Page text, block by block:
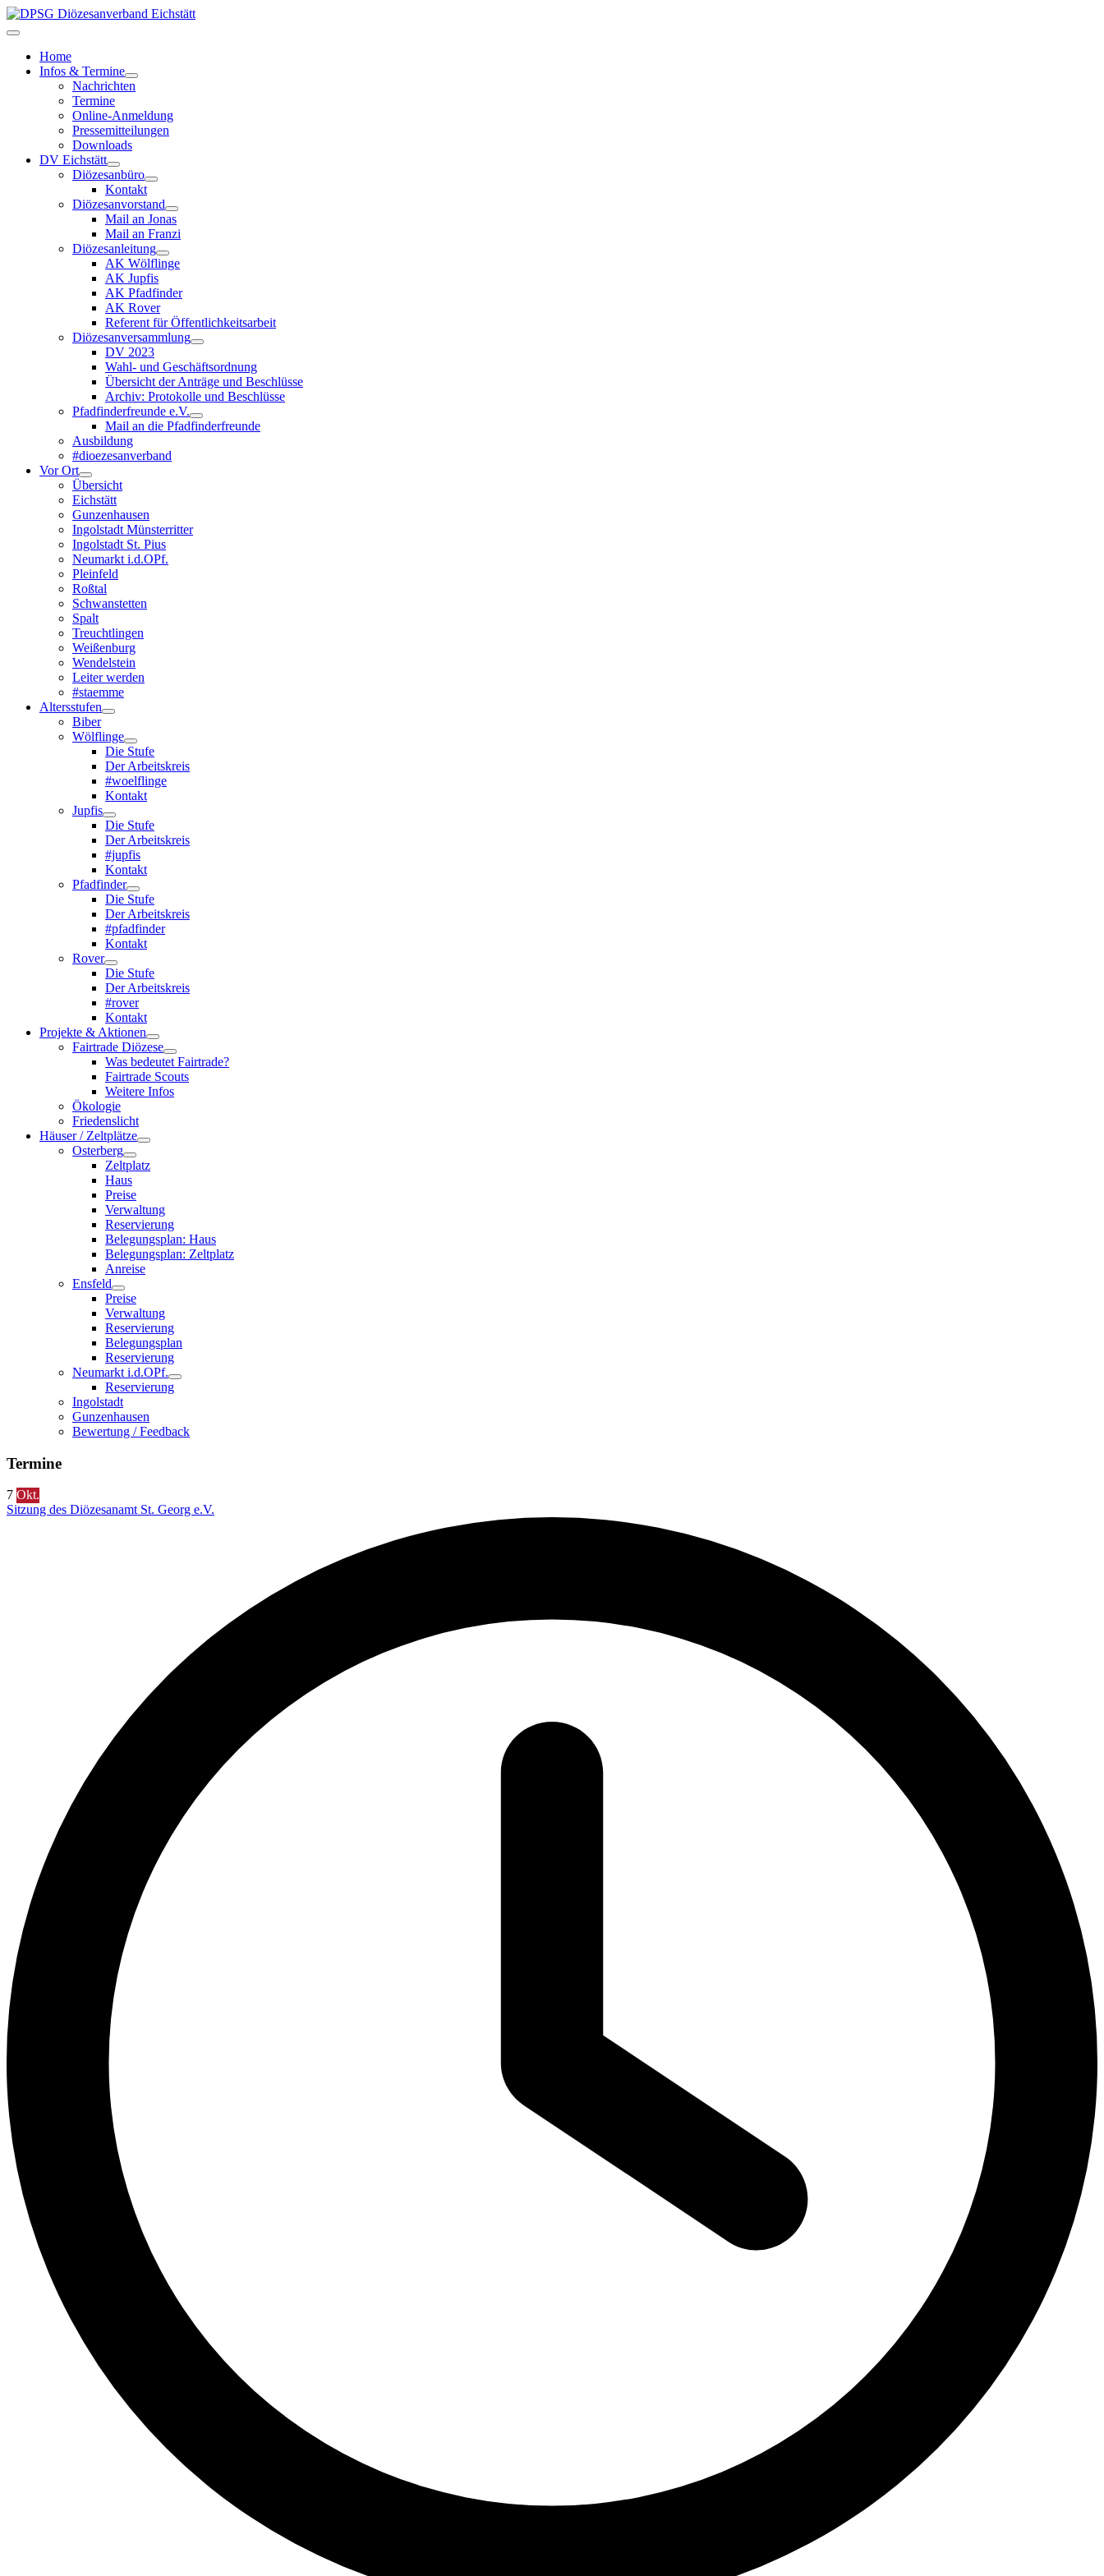
Home
Infos & Termine
Nachrichten
Termine
Online-Anmeldung
Pressemitteilungen
Downloads
DV Eichstätt
Diözesanbüro
Kontakt
Diözesanvorstand
Mail an Jonas
Mail an Franzi
Diözesanleitung
AK Wölflinge
AK Jupfis
AK Pfadfinder
AK Rover
Referent für Öffentlichkeitsarbeit
Diözesanversammlung
DV 2023
Wahl- und Geschäftsordnung
Übersicht der Anträge und Beschlüsse
Archiv: Protokolle und Beschlüsse
Pfadfinderfreunde e.V.
Mail an die Pfadfinderfreunde
Ausbildung
#dioezesanverband
Vor Ort
Übersicht
Eichstätt
Gunzenhausen
Ingolstadt Münsterritter
Ingolstadt St. Pius
Neumarkt i.d.OPf.
Pleinfeld
Roßtal
Schwanstetten
Spalt
Treuchtlingen
Weißenburg
Wendelstein
Leiter werden
#staemme
Altersstufen
Biber
Wölflinge
Die Stufe
Der Arbeitskreis
#woelflinge
Kontakt
Jupfis
Die Stufe
Der Arbeitskreis
#jupfis
Kontakt
Pfadfinder
Die Stufe
Der Arbeitskreis
#pfadfinder
Kontakt
Rover
Die Stufe
Der Arbeitskreis
#rover
Kontakt
Projekte & Aktionen
Fairtrade Diözese
Was bedeutet Fairtrade?
Fairtrade Scouts
Weitere Infos
Ökologie
Friedenslicht
Häuser / Zeltplätze
Osterberg
Zeltplatz
Haus
Preise
Verwaltung
Reservierung
Belegungsplan: Haus
Belegungsplan: Zeltplatz
Anreise
Ensfeld
Preise
Verwaltung
Reservierung
Belegungsplan
Reservierung
Neumarkt i.d.OPf.
Reservierung
Ingolstadt
Gunzenhausen
Bewertung / Feedback
Termine
7 Okt.
Sitzung des Diözesanamt St. Georg e.V.